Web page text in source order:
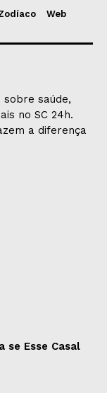
Web
saúde,
no SC 24h.
a diferença
se Esse Casal